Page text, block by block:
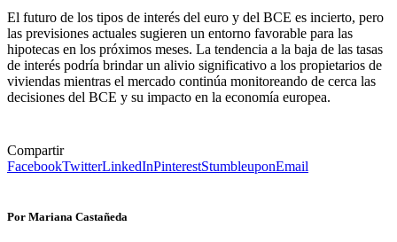
El futuro de los tipos de interés del euro y del BCE es incierto, pero
las previsiones actuales sugieren un entorno favorable para las
hipotecas en los próximos meses. La tendencia a la baja de las tasas
de interés podría brindar un alivio significativo a los propietarios de
viviendas mientras el mercado continúa monitoreando de cerca las
decisiones del BCE y su impacto en la economía europea.
Compartir
FacebookTwitterLinkedInPinterestStumbleuponEmail
Por Mariana Castañeda